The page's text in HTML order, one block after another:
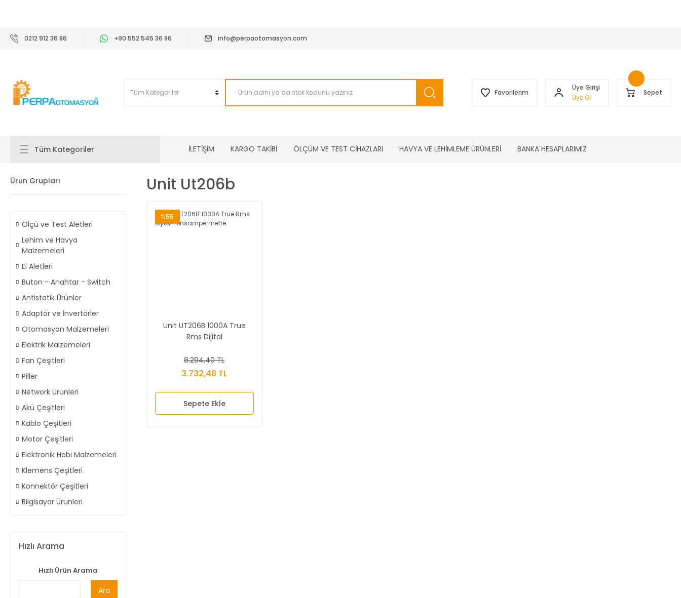
0212 912 36 86 +90 552 545 36 86 info@perpaotomasyon.com
Favorilerim
Üye Girişi
Üye Ol
Sepet
Tüm Kategoriler İLETİŞİM KARGO TAKİBİ ÖLÇÜM VE TEST CİHAZLARI HAVYA VE LEHİMLEME ÜRÜNLERİ BANKA HESAPLARIMIZ
Ürün Grupları
Ölçü ve Test Aletleri
Lehim ve Havya
Malzemeleri
El Aletleri
Buton - Anahtar - Switch
Antistatik Ürünler
Adaptör ve İnvertörler
Otomasyon Malzemeleri
Elektrik Malzemeleri
Fan Çeşitleri
Piller
Network Ürünleri
Akü Çeşitleri
Kablo Çeşitleri
Motor Çeşitleri
Elektronik Hobi Malzemeleri
Klemens Çeşitleri
Konnektör Çeşitleri
Bilgisayar Ürünleri
Hızlı Arama
Hızlı Ürün Arama
Ara
Unit Ut206b
%55
Unit UT206B 1000A True
Rms Dijital
8.294,40 TL
3.732,48 TL
Sepete Ekle